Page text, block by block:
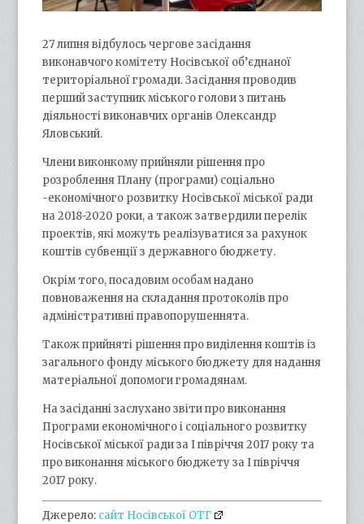
27 липня відбулось чергове засідання
виконавчого комітету Носівської об’єднаної
територіальної громади. Засідання проводив
перший заступник міського голови з питань
діяльності виконавчих органів Олександр
Яловський.
Члени виконкому прийняли рішення про
розроблення Плану (програми) соціально
-економічного розвитку Носівської міської ради
на 2018-2020 роки, а також затвердили перелік
проектів, які можуть реалізуватися за рахунок
коштів субвенції з державного бюджету.
Окрім того, посадовим особам надано
повноваження на складання протоколів про
адміністративні правопорушеннята.
Також прийняті рішення про виділення коштів із
загального фонду міського бюджету для надання
матеріальної допомоги громадянам.
На засіданні заслухано звіти про виконання
Програми економічного і соціального розвитку
Носівської міської ради за І півріччя 2017 року та
про виконання міського бюджету за І півріччя
2017 року.
Джерело: сайт Носівської ОТГ